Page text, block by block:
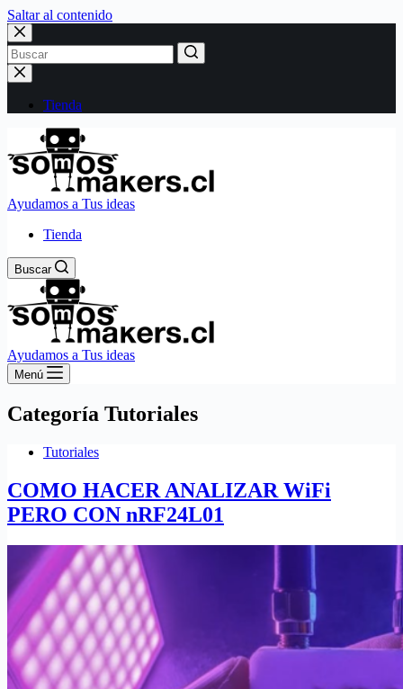
Saltar al contenido
Sin
resultados
Tienda
Ayudamos a Tus ideas
Tienda
Buscar
Ayudamos a Tus ideas
Menú
Categoría Tutoriales
Tutoriales
COMO HACER ANALIZAR WiFi
PERO CON nRF24L01